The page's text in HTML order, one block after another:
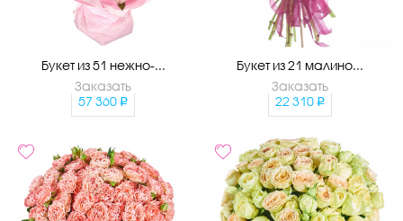
Букет из 51 нежно-...
Заказать
57 360
Букет из 21 малино...
Заказать
22 310